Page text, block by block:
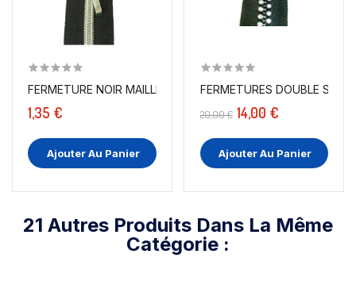
FERMETURE NOIR MAILLE 5 ARGENT TAILLE 25 CM A...
1,35 €
Ajouter Au Panier
FERMETURES DOUBLE
20,00 € 14,00 €
Ajouter Au Panier
21 Autres Produits Dans La Même
Catégorie :